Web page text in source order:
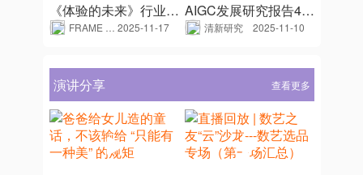
《体验的未来》行业白皮书：解码零售的“超维进化”
2025-11-17
AIGC发展研究报告4.0（正版放送）
清新研究 2025-11-10
演讲分享 查看更多